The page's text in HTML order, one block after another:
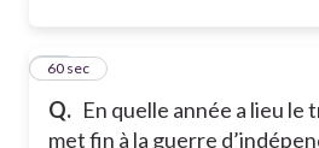
Q. En quelle année a lieu le
met fin à la guerre
14
60 sec